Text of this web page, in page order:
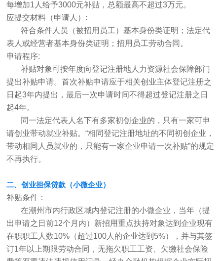
每增加1人给予3000元补贴，总额最高不超过3万元。
应提交材料（申请人）:
符合条件人员（被招用员工）基本身份类证明；法定代
表人或经营者基本身份类证明；招用员工劳动合同。
申请程序:
补贴对象可按年度向登记注册地人力资源社会保障部门
提出补贴申请。首次补贴申请应于相关创业主体登记注册之
日起3年内提出，最后一次申请时间不得超过登记注册之日
起4年。
同一法定代表人名下有多家初创企业的，只有一家可申
请创业带动就业补贴。“相同登记注册地址的不同初创企业，
带动相同人员就业的，只能有一家企业申请一次补贴”的规定
不再执行。
二、创业担保贷款（小微企业）
补贴条件：
在潮州市内行政区域内登记注册的小微企业，当年（提
出申请之日前12个月内）新招用重点扶持对象达到企业现有
在职职工人数10%（超过100人的企业达到5%），并与其签
订1年以上期限劳动合同，无拖欠职工工资、欠缴社会保险